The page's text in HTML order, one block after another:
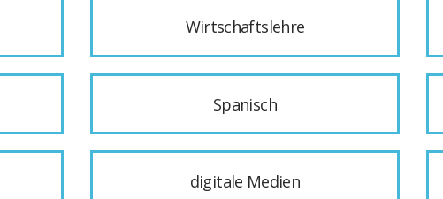
Wirtschaftslehre
Spanisch
digitale Medien